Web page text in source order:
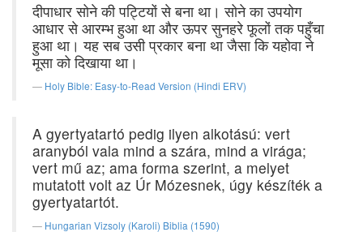
दीपाधार सोने की पट्टियों से बना था। सोने का उपयोग
आधार से आरम्भ हुआ था और ऊपर सुनहरे फूलों तक पहुँचा
हुआ था। यह सब उसी प्रकार बना था जैसा कि यहोवा ने
मूसा को दिखाया था।
Holy Bible: Easy-to-Read Version (Hindi ERV)
A gyertyatartó pedig ilyen alkotású: vert
aranyból vala mind a szára, mind a virága;
vert mű az; ama forma szerint, a melyet
mutatott volt az Úr Mózesnek, úgy készíték a
gyertyatartót.
Hungarian Vizsoly (Karoli) Biblia (1590)